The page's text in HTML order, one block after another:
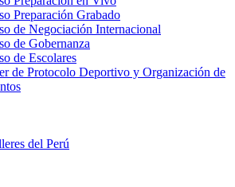
Preparación Grabado
de Negociación Internacional
de Gobernanza
de Escolares
de Protocolo Deportivo y Organización de
del Perú